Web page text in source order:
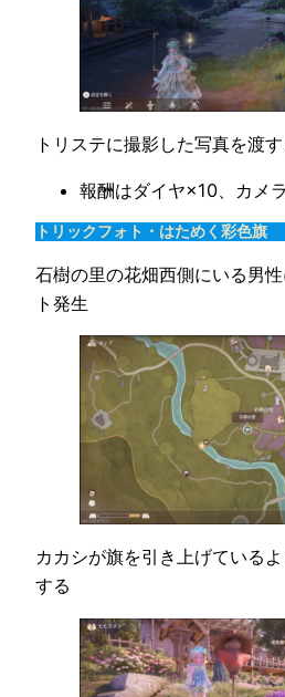
トリステに撮影した写真を渡
報酬はダイヤ×10、カメ
トリックフォト・はためく彩色旗
石樹の里の花畑西側にいる男
ト発生
カカシが旗を引き上げている
する